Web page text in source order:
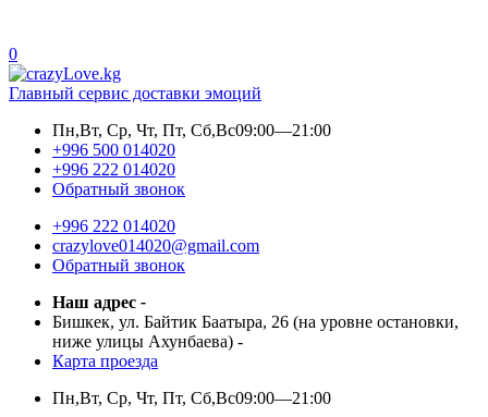
0
Главный сервис доставки эмоций
Пн,Вт, Ср, Чт, Пт, Сб,Вс09:00—21:00
+996 500 014020
+996 222 014020
Обратный звонок
+996 222 014020
crazylove014020@gmail.com
Обратный звонок
Наш адрес -
Бишкек, ул. Байтик Баатыра, 26 (на уровне остановки,
ниже улицы Ахунбаева) -
Карта проезда
Пн,Вт, Ср, Чт, Пт, Сб,Вс09:00—21:00